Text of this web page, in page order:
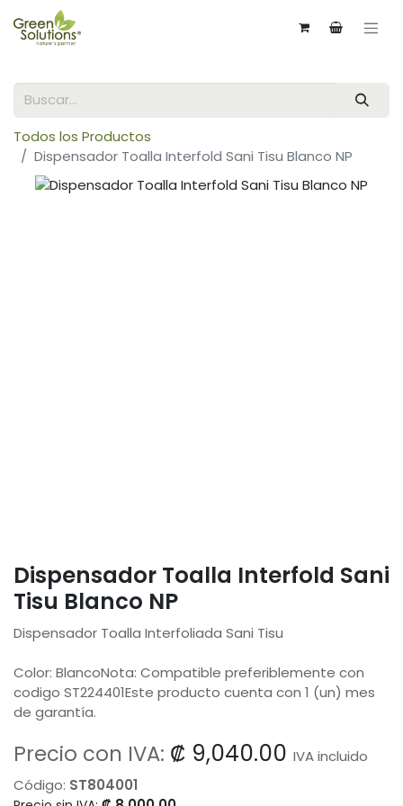
Todos los Productos
Dispensador Toalla Interfold Sani Tisu Blanco NP
Dispensador Toalla Interfold Sani
Tisu Blanco NP
Dispensador Toalla Interfoliada Sani Tisu
Color: BlancoNota: Compatible preferiblemente con
codigo ST224401Este producto cuenta con 1 (un) mes
de garantía.
Precio con IVA: ₡ 9,040.00 IVA incluido
Código: ST804001